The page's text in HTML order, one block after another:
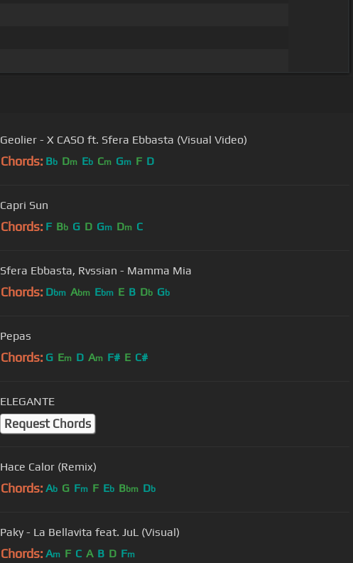
Geolier - X CASO ft. Sfera Ebbasta (Visual Video)
Chords: Bb Dm Eb Cm Gm F D
Capri Sun
Chords: F Bb G D Gm Dm C
Sfera Ebbasta, Rvssian - Mamma Mia
Chords: Dbm Abm Ebm E B Db Gb
Pepas
Chords: G Em D Am F# E C#
ELEGANTE
Request Chords
Hace Calor (Remix)
Chords: Ab G Fm F Eb Bbm Db
Paky - La Bellavita feat. JuL (Visual)
Chords: Am F C A B D Fm